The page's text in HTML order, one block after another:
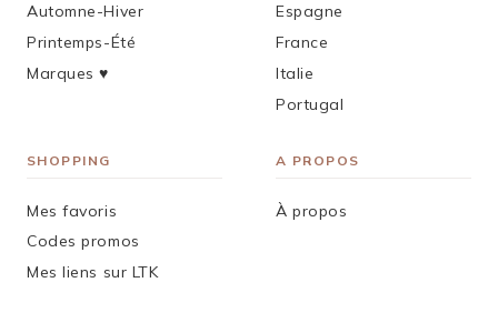
Automne-Hiver
Printemps-Été
Marques ♥︎
Espagne
France
Italie
Portugal
SHOPPING
Mes favoris
Codes promos
Mes liens sur LTK
A PROPOS
À propos